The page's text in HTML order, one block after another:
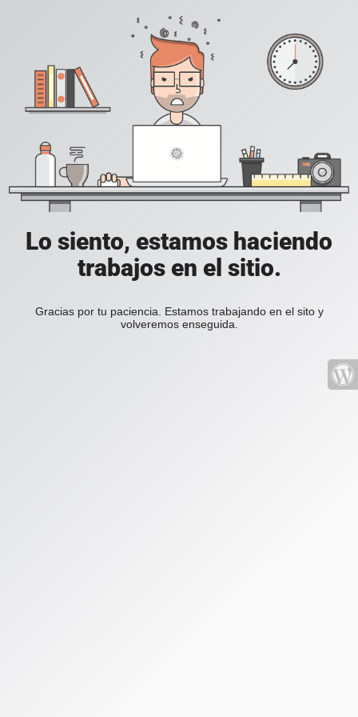
Lo siento, estamos haciendo
trabajos en el sitio.
Gracias por tu paciencia. Estamos trabajando en el sito y
volveremos enseguida.